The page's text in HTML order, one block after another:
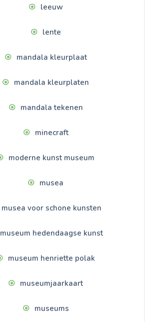
leeuw
lente
mandala kleurplaat
mandala kleurplaten
mandala tekenen
minecraft
moderne kunst museum
musea
musea voor schone kunsten
museum hedendaagse kunst
museum henriette polak
museumjaarkaart
museums